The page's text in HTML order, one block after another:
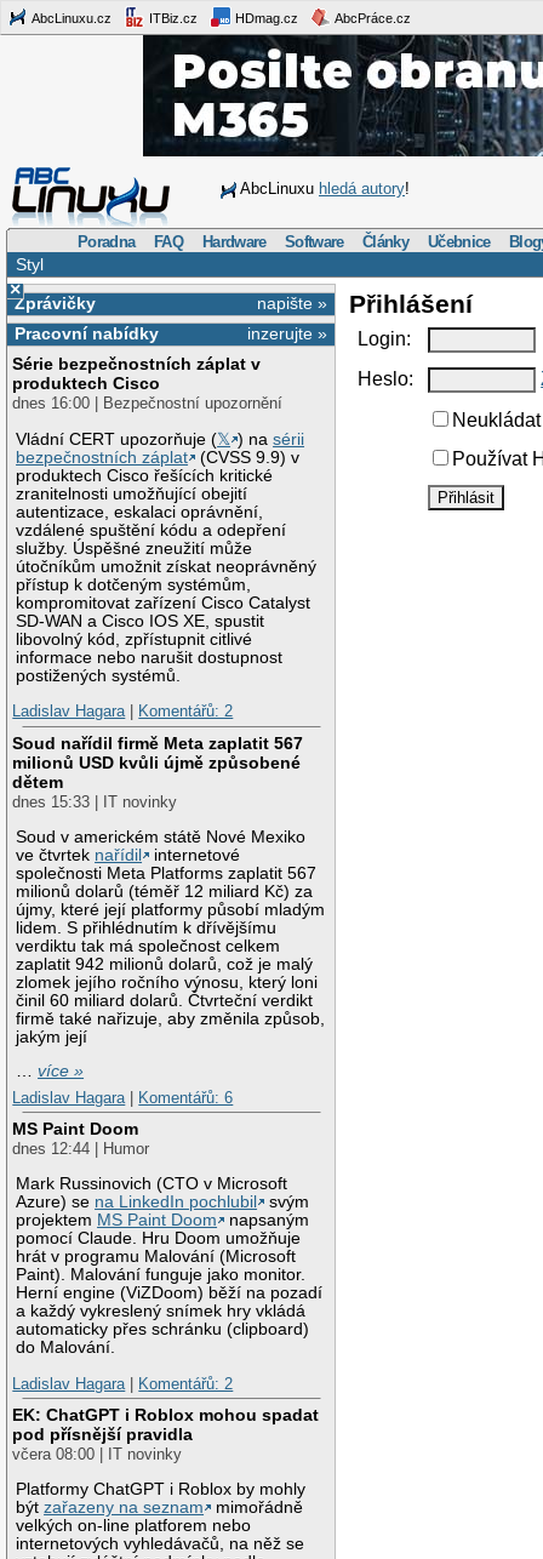
AbcLinuxu.cz ITBiz.cz HDmag.cz AbcPráce.cz
AbcLinuxu hledá autory!
Poradna FAQ Hardware Software Články Učebnice
Styl
×
napište »
Zprávičky
inzerujte »
Pracovní nabídky
Série bezpečnostních záplat v
produktech Cisco
dnes 16:00 | Bezpečnostní upozornění
Vládní CERT upozorňuje (𝕏 ) nasérii
bezpečnostních záplat
(CVSS 9.9) v
produktech Cisco řešících kritické
zranitelnosti umožňující obejití
autentizace, eskalaci oprávnění,
vzdálené spuštění kódu a odepření
služby. Úspěšné zneužití může
útočníkům umožnit získat neoprávněný
přístup k dotčeným systémům,
kompromitovat zařízení Cisco Catalyst
SD-WAN a Cisco IOS XE, spustit
libovolný kód, zpřístupnit citlivé
informace nebo narušit dostupnost
postižených systémů.
Ladislav Hagara| Komentářů: 2
Soud nařídil firmě Meta zaplatit 567
milionů USD kvůli újmě způsobené
dětem
dnes 15:33 | IT novinky
Soud v americkém státě Nové Mexiko
ve čtvrtek nařídil
internetové
společnosti Meta Platforms zaplatit 567
milionů dolarů (téměř 12 miliard Kč) za
újmy, které její platformy působí mladým
lidem. S přihlédnutím k dřívějšímu
verdiktu tak má společnost celkem
zaplatit 942 milionů dolarů, což je malý
zlomek jejího ročního výnosu, který loni
činil 60 miliard dolarů. Čtvrteční verdikt
firmě také nařizuje, aby změnila způsob,
jakým její
…více »
Ladislav Hagara
Komentářů: 6
MS Paint Doom
dnes 12:44 | Humor
Mark Russinovich (CTO v Microsoft
Azure) se na LinkedIn pochlubil
svým
projektem MS Paint Doom
napsaným
pomocí Claude. Hru Doom umožňuje
hrát v programu Malování (Microsoft
Paint). Malování funguje jako monitor.
Herní engine (ViZDoom) běží na pozadí
a každý vykreslený snímek hry vkládá
automaticky přes schránku (clipboard)
do Malování.
Ladislav Hagara
Komentářů: 2
EK: ChatGPT i Roblox mohou spadat
pod přísnější pravidla
včera 08:00 | IT novinky
Platformy ChatGPT i Roblox by mohly
býtzařazeny na seznam
mimořádně
velkých on-line platforem nebo
internetových vyhledávačů, na něž se
Přihlášení
Login:
Heslo:
Používat